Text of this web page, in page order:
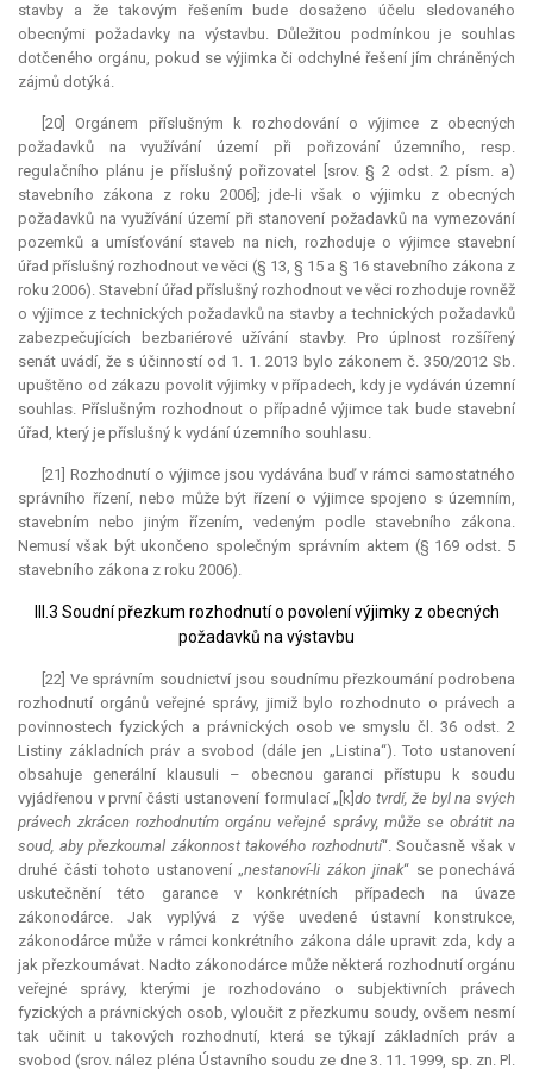
stavby a že takovým řešením bude dosaženo účelu sledovaného
obecnými požadavky na výstavbu. Důležitou podmínkou je souhlas
dotčeného orgánu, pokud se výjimka či odchylné řešení jím chráněných
zájmů dotýká.
[20] Orgánem příslušným k rozhodování o výjimce z obecných
požadavků na využívání území při pořizování územního, resp.
regulačního plánu je příslušný pořizovatel [srov. § 2 odst. 2 písm. a)
stavebního zákona z roku 2006]; jde-li však o výjimku z obecných
požadavků na využívání území při stanovení požadavků na vymezování
pozemků a umísťování staveb na nich, rozhoduje o výjimce stavební
úřad příslušný rozhodnout ve věci (§ 13, § 15 a § 16 stavebního zákona z
roku 2006). Stavební úřad příslušný rozhodnout ve věci rozhoduje rovněž
o výjimce z technických požadavků na stavby a technických požadavků
zabezpečujících bezbariérové užívání stavby. Pro úplnost rozšířený
senát uvádí, že s účinností od 1. 1. 2013 bylo zákonem č. 350/2012 Sb.
upuštěno od zákazu povolit výjimky v případech, kdy je vydáván územní
souhlas. Příslušným rozhodnout o případné výjimce tak bude stavební
úřad, který je příslušný k vydání územního souhlasu.
[21] Rozhodnutí o výjimce jsou vydávána buď v rámci samostatného
správního řízení, nebo může být řízení o výjimce spojeno s územním,
stavebním nebo jiným řízením, vedeným podle stavebního zákona.
Nemusí však být ukončeno společným správním aktem (§ 169 odst. 5
stavebního zákona z roku 2006).
III.3 Soudní přezkum rozhodnutí o povolení výjimky z obecných
požadavků na výstavbu
[22] Ve správním soudnictví jsou soudnímu přezkoumání podrobena
rozhodnutí orgánů veřejné správy, jimiž bylo rozhodnuto o právech a
povinnostech fyzických a právnických osob ve smyslu čl. 36 odst. 2
Listiny základních práv a svobod (dále jen „Listina“). Toto ustanovení
obsahuje generální klausuli – obecnou garanci přístupu k soudu
vyjádřenou v první části ustanovení formulací „[k]do tvrdí, že byl na svých
právech zkrácen rozhodnutím orgánu veřejné správy, může se obrátit na
soud, aby přezkoumal zákonnost takového rozhodnutí“. Současně však v
druhé části tohoto ustanovení „nestanoví-li zákon jinak“ se ponechává
uskutečnění této garance v konkrétních případech na úvaze
zákonodárce. Jak vyplývá z výše uvedené ústavní konstrukce,
zákonodárce může v rámci konkrétního zákona dále upravit zda, kdy a
jak přezkoumávat. Nadto zákonodárce může některá rozhodnutí orgánu
veřejné správy, kterými je rozhodováno o subjektivních právech
fyzických a právnických osob, vyloučit z přezkumu soudy, ovšem nesmí
tak učinit u takových rozhodnutí, která se týkají základních práv a
svobod (srov. nález pléna Ústavního soudu ze dne 3. 11. 1999, sp. zn. Pl.